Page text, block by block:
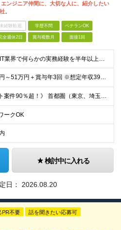
エンジニア仲間に、大切な人に、紹介したい
。
未経験歓迎 学歴不問 ベテランOK
全週休2日 賞与複数月 面接1回
＜必須＞ IT業界で何らかの実務経験を半年以上お持ちの方（使用言語不問） ＜こんなご希望があれば、ぜひ当社にご相談ください＞ ◎ スキルや成果にしっかり見合った給与を受け取りたい ◎ 残業を
月給31万円～51万円＋賞与年3回 ※想定年収394万円～1,032万円 ★年間300万円の賞与実績あり ★平均昇給額3万円 ★エンジニアへの還元率75％（実質78.9%） ※経験・能力を考慮し
《リモート案件90％超！》 首都圏（東京、埼玉、千葉、神奈川）、大阪、名古屋、福岡のプロジェクト先やリモートでの勤務となります。 ※面接から入社まで全てオンラインで完結できます！ ※帰社日自
ークOK
検討中に入れる
日： 2026.08.20
PR不要 話を聞きたい応募可